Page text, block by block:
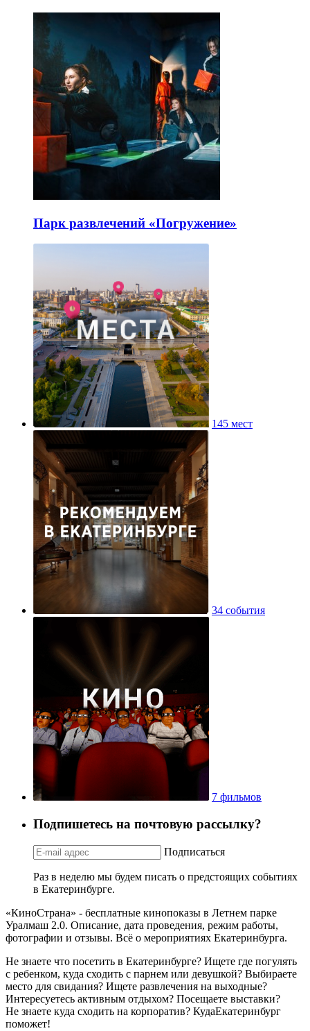
Парк развлечений «Погружение»
145 мест
34 события
7 фильмов
Подпишетесь на почтовую рассылку?
Подписаться
Раз в неделю мы будем писать о предстоящих событиях
в Екатеринбурге.
«КиноСтрана» - бесплатные кинопоказы в Летнем парке
Уралмаш 2.0. Описание, дата проведения, режим работы,
фотографии и отзывы. Всё о мероприятиях Екатеринбурга.
Не знаете что посетить в Екатеринбурге? Ищете где погулять
с ребенком, куда сходить с парнем или девушкой? Выбираете
место для свидания? Ищете развлечения на выходные?
Интересуетесь активным отдыхом? Посещаете выставки?
Не знаете куда сходить на корпоратив? КудаЕкатеринбург
поможет!